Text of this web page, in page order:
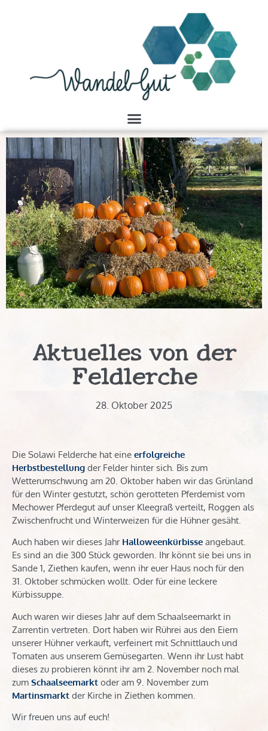
Aktuelles von der
Feldlerche
28. Oktober 2025
Die Solawi Felderche hat eine erfolgreiche
Herbstbestellung der Felder hinter sich. Bis zum
Wetterumschwung am 20. Oktober haben wir das Grünland
für den Winter gestutzt, schön gerotteten Pferdemist vom
Mechower Pferdegut auf unser Kleegraß verteilt, Roggen als
Zwischenfrucht und Winterweizen für die Hühner gesäht.
Auch haben wir dieses Jahr Halloweenkürbisse angebaut.
Es sind an die 300 Stück geworden. Ihr könnt sie bei uns in
Sande 1, Ziethen kaufen, wenn ihr euer Haus noch für den
31. Oktober schmücken wollt. Oder für eine leckere
Kürbissuppe.
Auch waren wir dieses Jahr auf dem Schaalseemarkt in
Zarrentin vertreten. Dort haben wir Rührei aus den Eiern
unserer Hühner verkauft, verfeinert mit Schnittlauch und
Tomaten aus unserem Gemüsegarten. Wenn ihr Lust habt
dieses zu probieren könnt ihr am 2. November noch mal
zum Schaalseemarkt oder am 9. November zum
Martinsmarkt der Kirche in Ziethen kommen.
Wir freuen uns auf euch!